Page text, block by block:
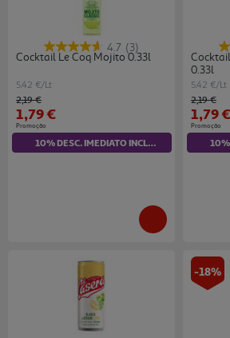
4.7 (3)
Cocktail Le Coq Mojito 0.33l
5.42 €/Lt
Price reduced from
2,19 €to
1,79 €
Promoção
10% DESC. IMEDIATO INCLUÍDO
0.33l
5.42 €/Lt
Price
2,19 €to
1,79 €
Promoção
-18%